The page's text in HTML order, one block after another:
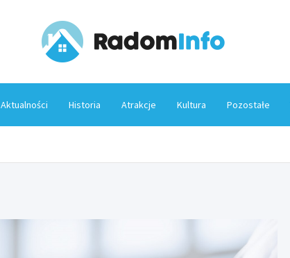
Aktualności Historia Atrakcje Kultura Pozostałe